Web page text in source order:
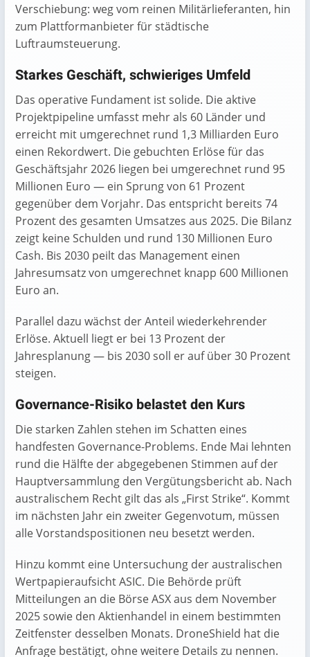
Verschiebung: weg vom reinen Militärlieferanten, hin
zum Plattformanbieter für städtische
Luftraumsteuerung.
Starkes Geschäft, schwieriges Umfeld
Das operative Fundament ist solide. Die aktive
Projektpipeline umfasst mehr als 60 Länder und
erreicht mit umgerechnet rund 1,3 Milliarden Euro
einen Rekordwert. Die gebuchten Erlöse für das
Geschäftsjahr 2026 liegen bei umgerechnet rund 95
Millionen Euro — ein Sprung von 61 Prozent
gegenüber dem Vorjahr. Das entspricht bereits 74
Prozent des gesamten Umsatzes aus 2025. Die Bilanz
zeigt keine Schulden und rund 130 Millionen Euro
Cash. Bis 2030 peilt das Management einen
Jahresumsatz von umgerechnet knapp 600 Millionen
Euro an.
Parallel dazu wächst der Anteil wiederkehrender
Erlöse. Aktuell liegt er bei 13 Prozent der
Jahresplanung — bis 2030 soll er auf über 30 Prozent
steigen.
Governance-Risiko belastet den Kurs
Die starken Zahlen stehen im Schatten eines
handfesten Governance-Problems. Ende Mai lehnten
rund die Hälfte der abgegebenen Stimmen auf der
Hauptversammlung den Vergütungsbericht ab. Nach
australischem Recht gilt das als „First Strike“. Kommt
im nächsten Jahr ein zweiter Gegenvotum, müssen
alle Vorstandspositionen neu besetzt werden.
Hinzu kommt eine Untersuchung der australischen
Wertpapieraufsicht ASIC. Die Behörde prüft
Mitteilungen an die Börse ASX aus dem November
2025 sowie den Aktienhandel in einem bestimmten
Zeitfenster desselben Monats. DroneShield hat die
Anfrage bestätigt, ohne weitere Details zu nennen.